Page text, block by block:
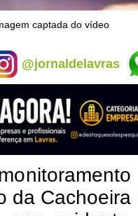
captada do vídeo
@jornaldelavras
da